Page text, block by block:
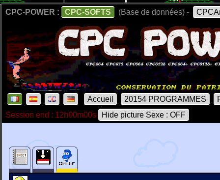
CPC-POWER : CPC-SOFTS (Base de données) -
Accueil 20154 PROGRAMMES
Session end : 12h00m00s
Hide picture Sexe : OFF